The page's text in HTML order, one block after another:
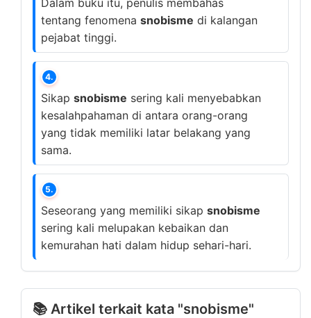
Dalam buku itu, penulis membahas
tentang fenomena snobisme di kalangan
pejabat tinggi.
4.
Sikap snobisme sering kali menyebabkan
kesalahpahaman di antara orang-orang
yang tidak memiliki latar belakang yang
sama.
5.
Seseorang yang memiliki sikap snobisme
sering kali melupakan kebaikan dan
kemurahan hati dalam hidup sehari-hari.
📚 Artikel terkait kata "snobisme"